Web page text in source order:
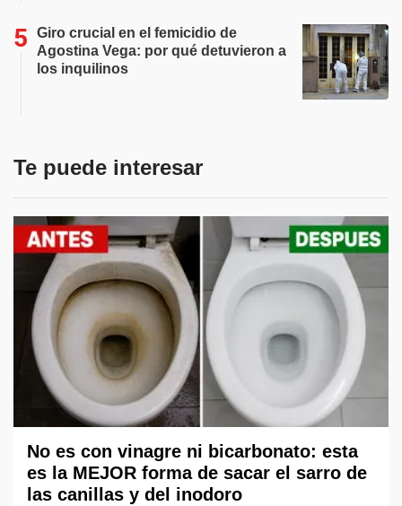
Giro crucial en el femicidio de
Agostina Vega: por qué detuvieron a
los inquilinos
Te puede interesar
No es con vinagre ni bicarbonato: esta
es la MEJOR forma de sacar el sarro de
las canillas y del inodoro